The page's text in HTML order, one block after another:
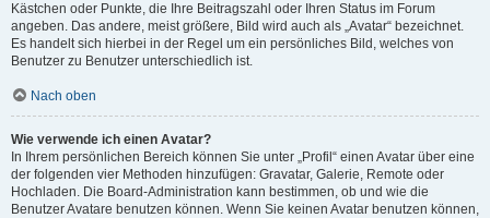
Kästchen oder Punkte, die Ihre Beitragszahl oder Ihren Status im Forum
angeben. Das andere, meist größere, Bild wird auch als „Avatar“ bezeichnet.
Es handelt sich hierbei in der Regel um ein persönliches Bild, welches von
Benutzer zu Benutzer unterschiedlich ist.
Nach oben
Wie verwende ich einen Avatar?
In Ihrem persönlichen Bereich können Sie unter „Profil“ einen Avatar über eine
der folgenden vier Methoden hinzufügen: Gravatar, Galerie, Remote oder
Hochladen. Die Board-Administration kann bestimmen, ob und wie die
Benutzer Avatare benutzen können. Wenn Sie keinen Avatar benutzen können,